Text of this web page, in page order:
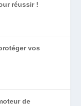
réussir !
vos
de